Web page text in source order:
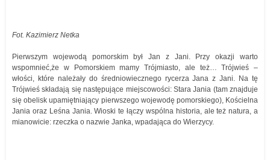
Fot. Kazimierz Netka
Pierwszym wojewodą pomorskim był Jan z Jani. Przy okazji warto
wspomnieć,że w Pomorskiem mamy Trójmiasto, ale też… Trójwieś –
włości, które należały do średniowiecznego rycerza Jana z Jani. Na tę
Trójwieś składają się następujące miejscowości: Stara Jania (tam znajduje
się obelisk upamiętniający pierwszego wojewodę pomorskiego), Kościelna
Jania oraz Leśna Jania. Wioski te łączy wspólna historia, ale też natura, a
mianowicie: rzeczka o nazwie Janka, wpadająca do Wierzycy.